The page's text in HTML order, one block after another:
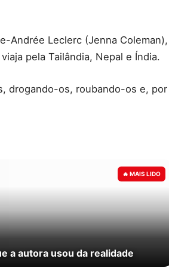
Andrée Leclerc (Jenna Coleman),
pela Tailândia, Nepal e Índia.
drogando-os, roubando-os e, por
a autora usou da realidade